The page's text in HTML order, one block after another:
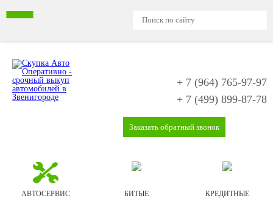
+ 7 (964) 765-97-97
+ 7 (499) 899-87-78
Заказать обратный звонок
АВТОСЕРВИС БИТЫЕ КРЕДИТНЫЕ